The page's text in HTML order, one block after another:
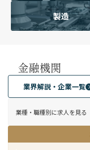
製造
金融機関
業界解説・企業一覧
業種・職種別に求人を見る